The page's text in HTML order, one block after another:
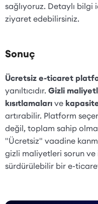
sağlıyoruz. Detaylı bilgi
ziyaret edebilirsiniz.
Sonuç
Ücretsiz e-ticaret
yanıltıcıdır. Gizli
kısıtlamaları ve
artırabilir. Platform
değil, toplam sahip olma
"Ücretsiz" vaadine
gizli maliyetleri sorun
sürdürülebilir bir e-